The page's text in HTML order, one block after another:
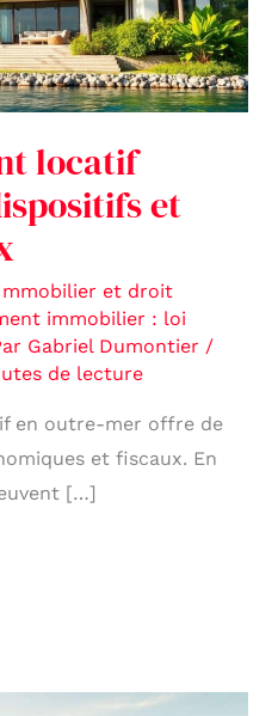
locatif
et
et droit
immobilier : loi
Gabriel Dumontier /
de lecture
en outre-mer offre de
et fiscaux. En
[…]